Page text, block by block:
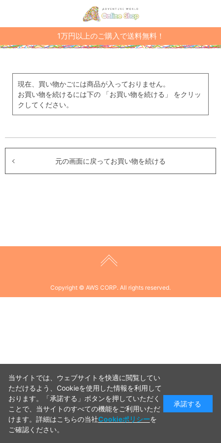
1万円以上のご購入で送料無料！
現在、買い物かごには商品が入っておりません。
お買い物を続けるには下の 「お買い物を続ける」 をクリッ
クしてください。
元の画面に戻ってお買い物を続ける
Copyright © AWS CORP. All rights reserved.
当サイトでは、ウェブサイトを快適に閲覧してい
ただけるよう、Cookieを使用した情報を利用して
おります。「承諾する」ボタンを押していただく
ことで、当サイトのすべての機能をご利用いただ
けます。詳細はこちらの当社Cookieポリシーを
ご確認ください。
承諾する